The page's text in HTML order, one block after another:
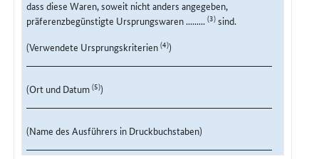
dass diese Waren, soweit nicht anders angegeben,
präferenzbegünstigte Ursprungswaren .........(3)sind.
(Verwendete Ursprungskriterien(4))
(Ort und Datum(5))
(Name des Ausführers in Druckbuchstaben)